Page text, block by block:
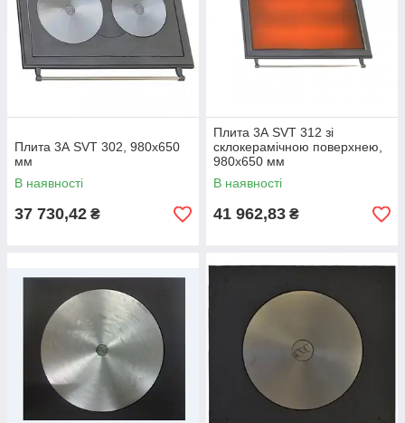
Плита 3А SVT 302, 980х650
мм
В наявності
37 730,42 ₴
Плита 3А SVT 312 зі
склокерамічною поверхнею,
980х650 мм
В наявності
41 962,83 ₴